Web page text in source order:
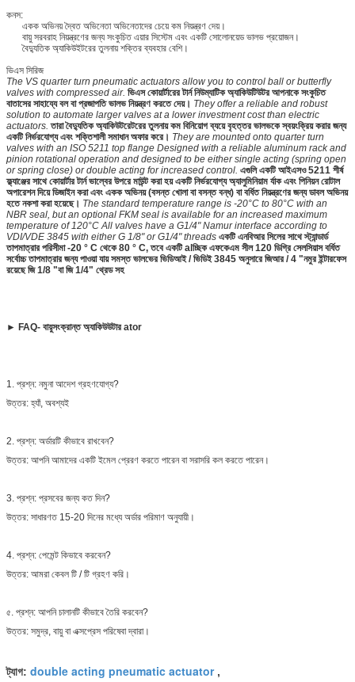
কনস:
একক অভিনয় দ্বৈত অভিনেতা অভিনেতাদের চেয়ে কম নিয়ন্ত্রণ দেয়।
বায়ু সরবরাহ নিয়ন্ত্রণের জন্য সংকুচিত এয়ার সিস্টেম এবং একটি সোলোনয়েড ভালভ প্রয়োজন।
বৈদ্যুতিক অ্যাকিউইটরের তুলনায় শক্তির ব্যবহার বেশি।
ভিএস সিরিজ
The VS quarter turn pneumatic actuators allow you to control ball or butterfly
valves with compressed air. ভিএস কোয়ার্টারের টার্ন নিউম্যাটিক অ্যাকিউটিউটর আপনাকে সংকুচিত
বাতাসের সাহায্যে বল বা প্রজাপতি ভালভ নিয়ন্ত্রণ করতে দেয়। They offer a reliable and robust
solution to automate larger valves at a lower investment cost than electric
actuators. তারা বৈদ্যুতিক অ্যাকিউটরেটরের তুলনায় কম বিনিয়োগ ব্যয়ে বৃহত্তর ভালভকে স্বয়ংক্রিয় করার জন্য
একটি নির্ভরযোগ্য এবং শক্তিশালী সমাধান অফার করে। They are mounted onto quarter turn
valves with an ISO 5211 top flange Designed with a reliable aluminum rack and
pinion rotational operation and designed to be either single acting (spring open
or spring close) or double acting for increased control. এগুলি একটি আইএসও 5211 শীর্ষ
ফ্ল্যাঞ্জের সাথে কোয়ার্টার টার্ন ভাল্বের উপরে মাউন্ট করা হয় একটি নির্ভরযোগ্য অ্যালুমিনিয়াম র্যাক এবং পিনিয়ন রোটাল
অপারেশন দিয়ে ডিজাইন করা এবং একক অভিনয় (বসন্ত খোলা বা বসন্ত বন্ধ) বা বর্ধিত নিয়ন্ত্রণের জন্য ডাবল অভিনয়
হতে নকশা করা হয়েছে। The standard temperature range is -20°C to 80°C with an
NBR seal, but an optional FKM seal is available for an increased maximum
temperature of 120°C All valves have a G1/4" Namur interface according to
VDI/VDE 3845 with either G 1/8" or G1/4" threads একটি এনবিআর সিলের সাথে স্ট্যান্ডার্ড
তাপমাত্রার পরিসীমা -20 ° C থেকে 80 ° C, তবে একটি alচ্ছিক এফকেএম সীল 120 ​​ডিগ্রি সেলসিয়াস বর্ধিত
সর্বোচ্চ তাপমাত্রার জন্য পাওয়া যায় সমস্ত ভালভের ভিডিআই / ভিডিই 3845 অনুসারে জিআর / 4 "নমুর ইন্টারফেস
রয়েছে জি 1/8 "বা জি 1/4" থ্রেড সহ
► FAQ- বায়ুসংক্রান্ত অ্যাকিউউটার ator
1. প্রশ্ন: নমুনা আদেশ গ্রহণযোগ্য?
উত্তর: হ্যাঁ, অবশ্যই
2. প্রশ্ন: অর্ডারটি কীভাবে রাখবেন?
উত্তর: আপনি আমাদের একটি ইমেল প্রেরণ করতে পারেন বা সরাসরি কল করতে পারেন।
3. প্রশ্ন: প্রসবের জন্য কত দিন?
উত্তর: সাধারণত 15-20 দিনের মধ্যে অর্ডার পরিমাণ অনুযায়ী।
4. প্রশ্ন: পেমেন্ট কিভাবে করবেন?
উত্তর: আমরা কেবল টি / টি গ্রহণ করি।
৫. প্রশ্ন: আপনি চালানটি কীভাবে তৈরি করবেন?
উত্তর: সমুদ্র, বায়ু বা এক্সপ্রেস পরিষেবা দ্বারা।
ট্যাগ: double acting pneumatic actuator,